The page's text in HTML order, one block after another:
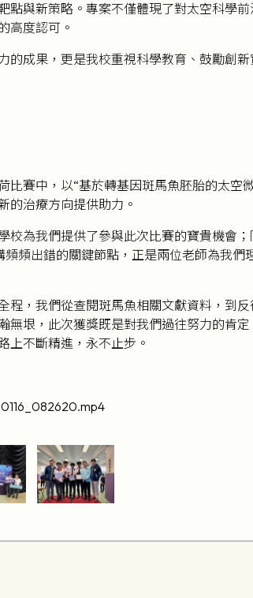
點與新策略。專案不僅體現了對太空科學
高度認可。
成果，更是我校重視科學教育、鼓勵創新
賽中，以“基於轉基因斑馬魚胚胎的太空
的治療方向提供助力。
校為我們提供了參與此次比賽的寶貴機會
頻出錯的關鍵節點，正是兩位老師為我們
，我們從查閱斑馬魚相關文獻資料，到
垠，此次獲獎既是對我們過往努力的肯
上不斷精進，永不止步。